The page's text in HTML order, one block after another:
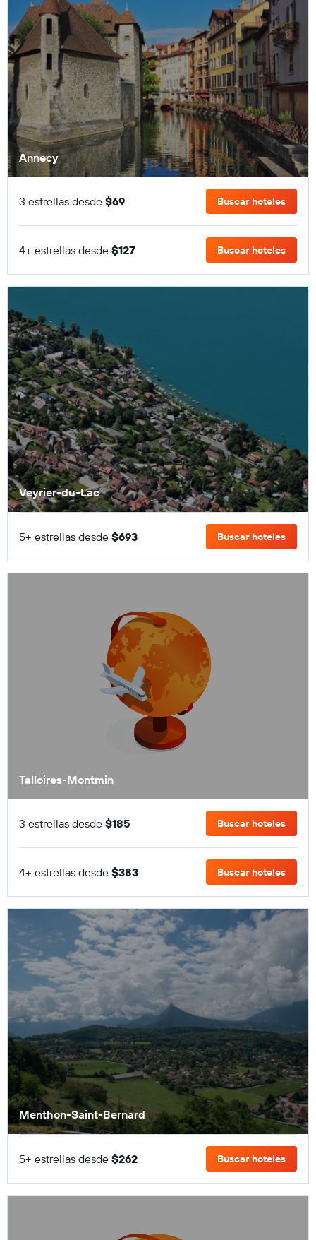
Annecy
3 estrellas desde $69 Buscar hoteles
4+ estrellas desde $127 Buscar hoteles
Veyrier-du-Lac
5+ estrellas desde $693 Buscar hoteles
Talloires-Montmin
3 estrellas desde $185 Buscar hoteles
4+ estrellas desde $383 Buscar hoteles
Menthon-Saint-Bernard
5+ estrellas desde $262 Buscar hoteles